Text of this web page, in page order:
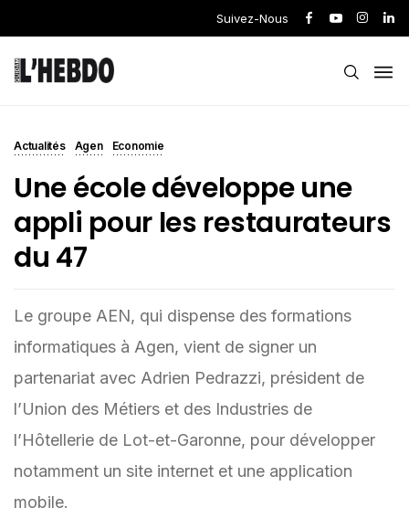
Suivez-Nous
Actualités Agen Economie
Une école développe une
appli pour les restaurateurs
du 47
Le groupe AEN, qui dispense des formations
informatiques à Agen, vient de signer un
partenariat avec Adrien Pedrazzi, président de
l’Union des Métiers et des Industries de
l’Hôtellerie de Lot-et-Garonne, pour développer
notamment un site internet et une application
mobile.